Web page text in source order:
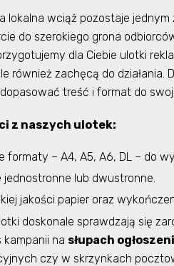
lokalna wciąż pozostaje
do szerokiego grona
dla Ciebie ulotki
również zachęcą do działania.
treść i format do
z naszych ulotek:
formaty – A4, A5, A6, DL – do
jednostronne lub dwustronne.
jakości papier oraz
doskonale sprawdzają się
kampanii na słupach
czy w skrzynkach